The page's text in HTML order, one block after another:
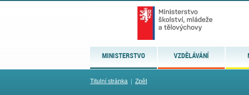
MINISTERSTVO VZDĚLÁVÁNÍ
Titulní stránka Zpět